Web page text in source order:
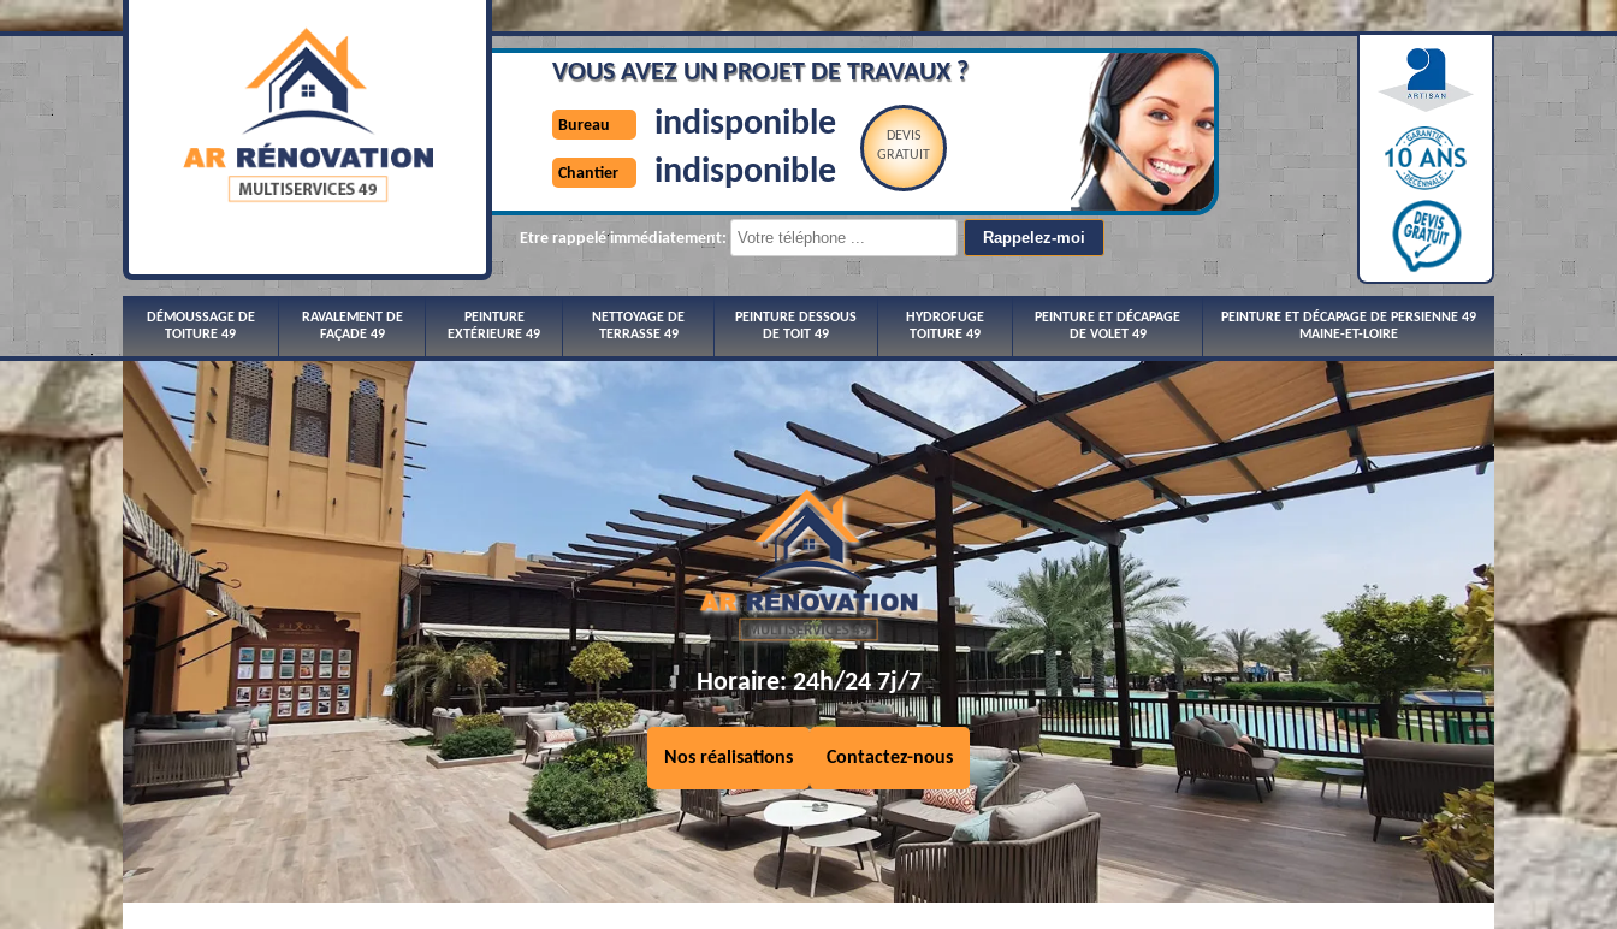
VOUS AVEZ UN PROJET DE TRAVAUX ?
Bureau indisponible
Chantier indisponible
DEVIS
GRATUIT
Etre rappelé immédiatement:
DÉMOUSSAGE DE
TOITURE 49
RAVALEMENT DE
FAÇADE 49
PEINTURE
EXTÉRIEURE 49
NETTOYAGE DE
TERRASSE 49
PEINTURE DESSOUS
DE TOIT 49
HYDROFUGE
TOITURE 49
PEINTURE ET DÉCAPAGE
DE VOLET 49
PEINTURE ET DÉCAPAGE DE PERSIENNE 49
MAINE-ET-LOIRE
Horaire: 24h/24 7j/7
Nos réalisations Contactez-nous